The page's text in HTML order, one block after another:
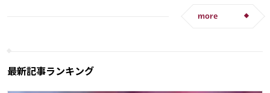
more
最新記事ランキング